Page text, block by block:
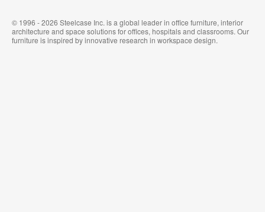
© 1996 - 2026 Steelcase Inc. is a global leader in office furniture, interior
architecture and space solutions for offices, hospitals and classrooms. Our
furniture is inspired by innovative research in workspace design.